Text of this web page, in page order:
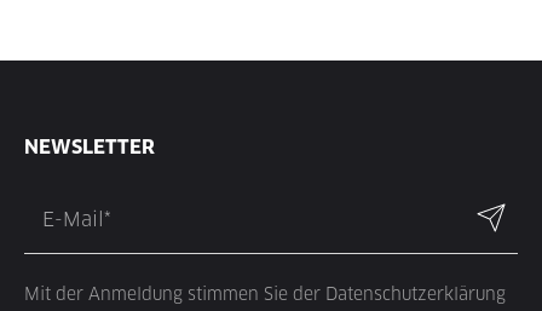
NEWSLETTER
Mit der Anmeldung stimmen Sie der Datenschutzerklärung